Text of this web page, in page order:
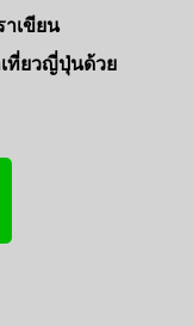
เขียน
ที่ยวญี่ปุ่นด้วย